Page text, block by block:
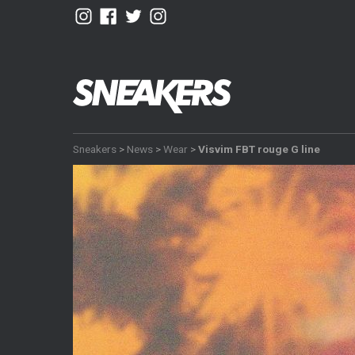
Sneakers > News >Wear >Visvim FBT rouge G line